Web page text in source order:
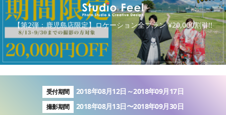
キ
【第2弾：鹿児島店限定】ロケーション全プラン ¥20,000割引!!
受付期間 2018年08月12日～2018年09月17日
撮影期間 2018年08月13日〜2018年09月30日